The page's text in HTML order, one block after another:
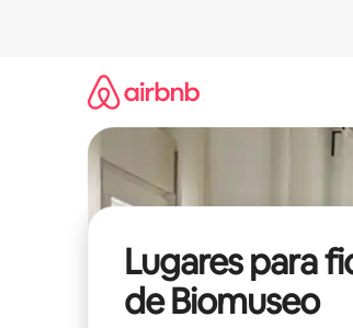
Lugares para
de Biomuseo